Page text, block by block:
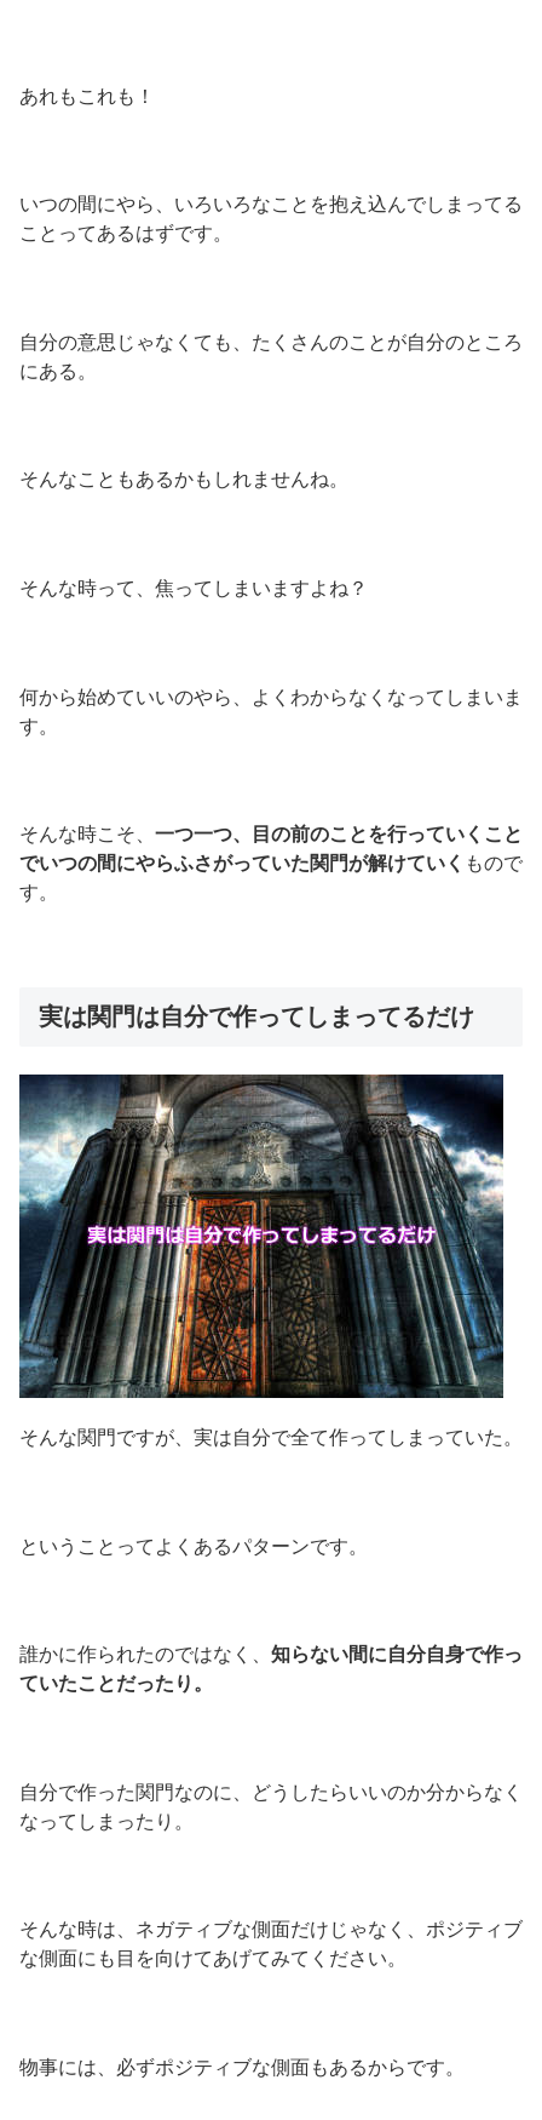
あれもこれも！
いつの間にやら、いろいろなことを抱え込んでしまってる
ことってあるはずです。
自分の意思じゃなくても、たくさんのことが自分のところ
にある。
そんなこともあるかもしれませんね。
そんな時って、焦ってしまいますよね？
何から始めていいのやら、よくわからなくなってしまいま
す。
そんな時こそ、 一つ一つ、目の前のことを行っていくこと
でいつの間にやらふさがっていた関門が解けていく もので
す。
実は関門は自分で作ってしまってるだけ
そんな関門ですが、実は自分で全て作ってしまっていた。
ということってよくあるパターンです。
誰かに作られたのではなく、 知らない間に自分自身で作っ
ていたことだったり。
自分で作った関門なのに、どうしたらいいのか分からなく
なってしまったり。
そんな時は、ネガティブな側面だけじゃなく、ポジティブ
な側面にも目を向けてあげてみてください。
物事には、必ずポジティブな側面もあるからです。